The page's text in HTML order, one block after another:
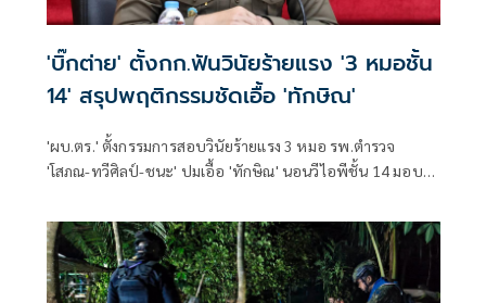
'บิ๊กต่าย' ตั้งกก.ฟันวินัยร้ายแรง '3 หมอชั้น
14' สรุปพฤติกรรมชัดเอื้อ 'ทักษิณ'
'ผบ.ตร.' ตั้งกรรมการสอบวินัยร้ายแรง 3 หมอ รพ.ตำรวจ
'โสภณ-ทวีศิลป์-ชนะ' ปมเอื้อ 'ทักษิณ' นอนวีไอพีชั้น 14 มอบ